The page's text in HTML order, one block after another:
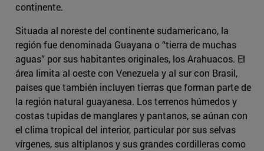
continente.
Situada al noreste del continente sudamericano, la
región fue denominada Guayana o “tierra de muchas
aguas” por sus habitantes originales, los Arahuacos. El
área limita al oeste con Venezuela y al sur con Brasil,
países que también incluyen tierras que forman parte de
la región natural guayanesa. Los terrenos húmedos y
costas tupidas de manglares y pantanos, se aúnan con
el clima tropical del interior, particular por sus selvas
vírgenes, sus altiplanos y sus grandes cordilleras como